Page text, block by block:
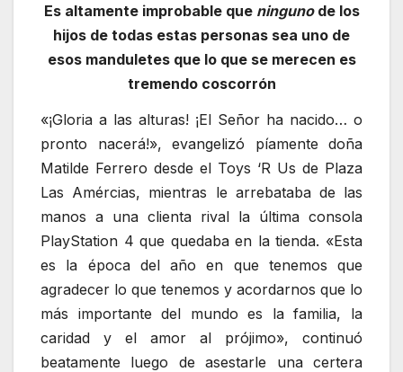
Es altamente improbable que ningunode los
hijos de todas estas personas sea uno de
esos manduletes que lo que se merecen es
tremendo coscorrón
«¡Gloria a las alturas! ¡El Señor ha nacido… o
pronto nacerá!», evangelizó píamente doña
Matilde Ferrero desde el Toys ‘R Us de Plaza
Las Amércias, mientras le arrebataba de las
manos a una clienta rival la última consola
PlayStation 4 que quedaba en la tienda. «Esta
es la época del año en que tenemos que
agradecer lo que tenemos y acordarnos que lo
más importante del mundo es la familia, la
caridad y el amor al prójimo», continuó
beatamente luego de asestarle una certera